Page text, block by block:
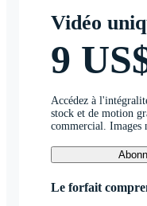
Vidéo
9
Accédez à
stock et de motion
commercial. Images
Le forfait